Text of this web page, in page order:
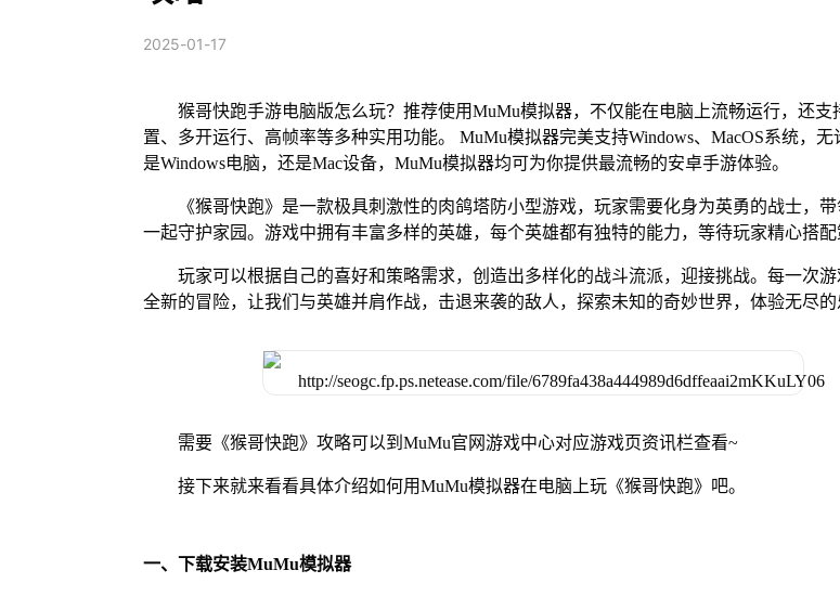
2025-01-17
猴哥快跑手游电脑版怎么玩？推荐使用MuMu模拟器，不仅能在电脑上流畅运行，还支
置、多开运行、高帧率等多种实用功能。 MuMu模拟器完美支持Windows、MacOS系统，无
是Windows电脑，还是Mac设备，MuMu模拟器均可为你提供最流畅的安卓手游体验。
《猴哥快跑》是一款极具刺激性的肉鸽塔防小型游戏，玩家需要化身为英勇的战士，
一起守护家园。游戏中拥有丰富多样的英雄，每个英雄都有独特的能力，等待玩家精心搭配
玩家可以根据自己的喜好和策略需求，创造出多样化的战斗流派，迎接挑战。每一次
全新的冒险，让我们与英雄并肩作战，击退来袭的敌人，探索未知的奇妙世界，体验无尽的
需要《猴哥快跑》攻略可以到MuMu官网游戏中心对应游戏页资讯栏查看~
接下来就来看看具体介绍如何用MuMu模拟器在电脑上玩《猴哥快跑》吧。
一、下载安装MuMu模拟器